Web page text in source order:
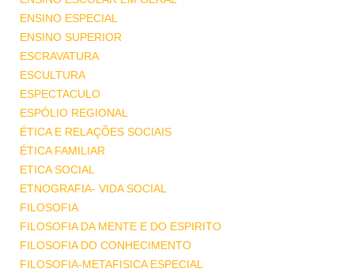
ENSINO ESPECIAL
ENSINO SUPERIOR
ESCRAVATURA
ESCULTURA
ESPECTACULO
ESPÓLIO REGIONAL
ÉTICA E RELAÇÕES SOCIAIS
ÉTICA FAMILIAR
ETICA SOCIAL
ETNOGRAFIA- VIDA SOCIAL
FILOSOFIA
FILOSOFIA DA MENTE E DO ESPIRITO
FILOSOFIA DO CONHECIMENTO
FILOSOFIA-METAFISICA ESPECIAL